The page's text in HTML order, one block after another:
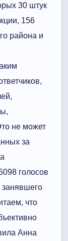
30 штук
156
района и
не может
за
голосов
занявшего
что
Анна